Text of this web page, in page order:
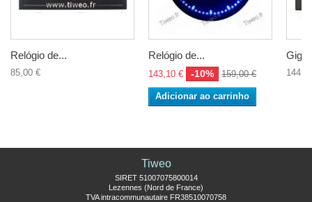
Relógio de...
85,00 €
Relógio de...
143,10 € -10% 159,00 €
Adicionar ao carrinho
Tiweo
SIRET 51007075800014
Lezennes (Nord de France)
TVA intracommunautaire FR38510070758